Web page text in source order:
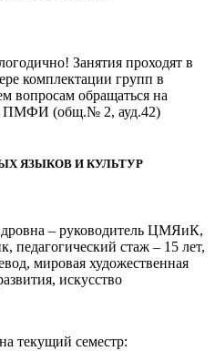
Занятия проходят в
комплектации групп в
вопросам обращаться на
ПМФИ (общ.№ 2, ауд.42)
ЯЗЫКОВ И КУЛЬТУР
– руководитель ЦМЯиК,
педагогический стаж – 15 лет,
мировая художественная
искусство
текущий семестр: